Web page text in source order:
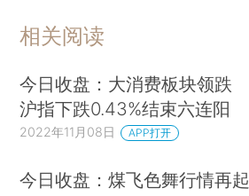
相关阅读
今日收盘：大消费板块领跌
沪指下跌0.43%结束六连阳
2022年11月08日 APP打开
今日收盘：煤飞色舞行情再起